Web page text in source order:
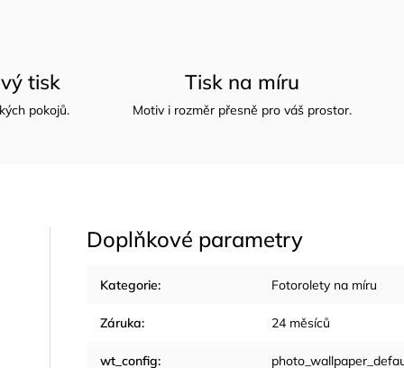
tisk
pokojů.
Tisk na míru
Motiv i rozměr přesně pro váš prostor.
Doplňkové parametry
Kategorie: Fotorolety na míru
Záruka: 24 měsíců
wt_config: